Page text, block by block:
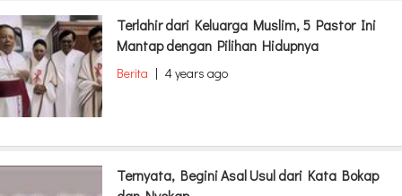
Terlahir dari Keluarga Muslim, 5 Pastor Ini
Mantap dengan Pilihan Hidupnya
Berita | 4 years ago
Ternyata, Begini Asal Usul dari Kata Bokap